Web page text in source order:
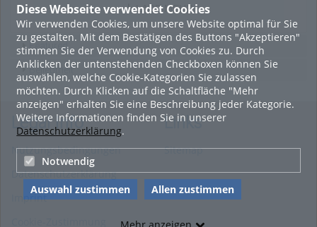
Diese Webseite verwendet Cookies
Wir verwenden Cookies, um unsere Website optimal für Sie
zu gestalten. Mit dem Bestätigen des Buttons "Akzeptieren"
stimmen Sie der Verwendung von Cookies zu. Durch
Anklicken der untenstehenden Checkboxen können Sie
auswählen, welche Cookie-Kategorien Sie zulassen
möchten. Durch Klicken auf die Schaltfläche "Mehr
anzeigen" erhalten Sie eine Beschreibung jeder Kategorie.
Weitere Informationen finden Sie in unserer
Datenschutzerklärung.
Notwendig
Auswahl zustimmen Allen zustimmen
LADE MEHR
Featured
Beliebtheit
Legal Info
Nutzungsbedingungen
Datenschutzerklärung
Imprint
Links
Sitemap